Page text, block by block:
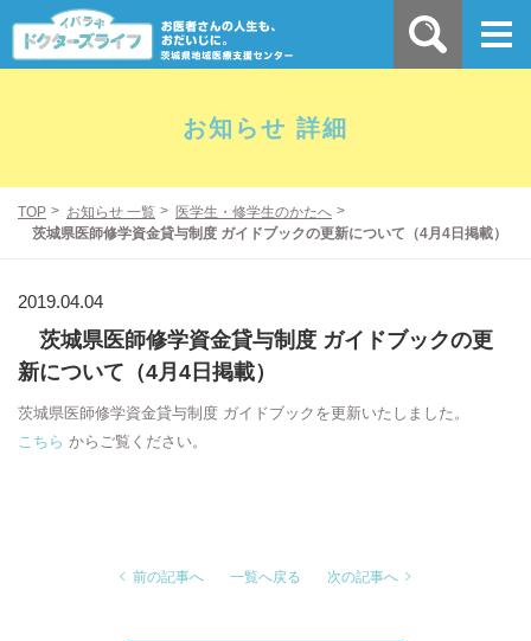
お知らせ 詳細
TOP お知らせ 一覧
医学生・修学生のかたへ
茨城県医師修学資金貸与制度 ガイドブックの更新について（4月4日掲載）
2019.04.04
茨城県医師修学資金貸与制度 ガイドブックの更
新について（4月4日掲載）
茨城県医師修学資金貸与制度 ガイドブックを更新いたしました。
こちら からご覧ください。
前の記事へ 一覧へ戻る 次の記事へ